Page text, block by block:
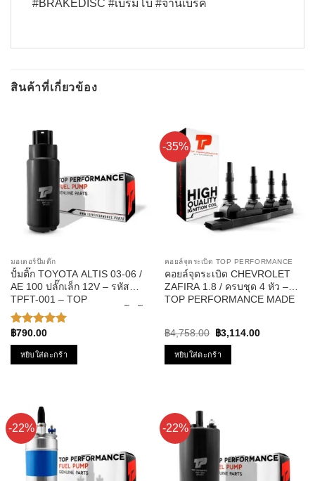
#BRAKEDISC #เบรมโบ้ #จานเบรค
สินค้าที่เกี่ยวข้อง
มอเตอร์ปั๊มติ๊ก
ปั้มติ๊ก TOYOTA ALTIS 03-06 /
AE 100 ปลั๊กเล็ก 12V – รหัส
TPFT-001 – TOP
PERFORMANCE มอเตอร์ปั๊มติ๊ก
ของแท้100% MADE IN JAPAN
ให้คะแนน
5.00ตั้งแต่
1-5
คะแนน
฿790.00
หยิบใส่ตะกร้า
-35%
คอยล์จุดระเบิด TOP PERFORMANCE
คอยล์จุดระเบิด CHEVROLET
ZAFIRA 1.8 / ครบชุด 4 หัว –
TOP PERFORMANCE MADE
฿4,758.00
Original
price
was:
฿4,758.00.
฿3,114.00Current
หยิบใส่ตะกร้า
-22% -22%